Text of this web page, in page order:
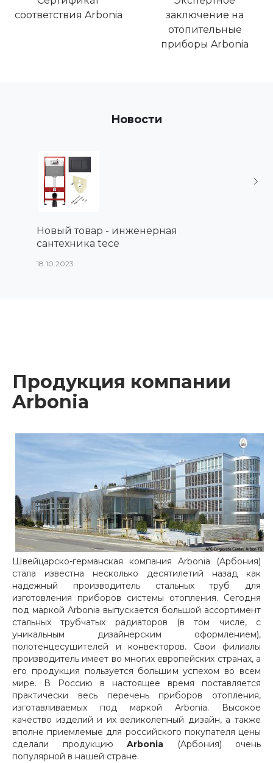
соответствия Arbonia
заключение на
отопительные
приборы Arbonia
Новости
Новый товар - инженерная
сантехника tece
18.10.2023
Продукция компании
Arbonia
Швейцарско-германская компания Arbonia (Aрбония)
стала известна несколько десятилетий назад как
надежный производитель стальных труб для
изготовления приборов системы отопления. Сегодня
под маркой Arbonia выпускается большой ассортимент
стальных трубчатых радиаторов (в том числе, с
уникальным дизайнерским оформлением),
полотенцесушителей и конвекторов. Свои филиалы
производитель имеет во многих европейских странах, а
его продукция пользуется большим успехом во всем
мире. В Россию в настоящее время поставляется
практически весь перечень приборов отопления,
изготавливаемых под маркой Arbonia. Высокое
качество изделий и их великолепный дизайн, а также
вполне приемлемые для российского покупателя цены
сделали продукцию Arbonia (Aрбония) очень
популярной в нашей стране.